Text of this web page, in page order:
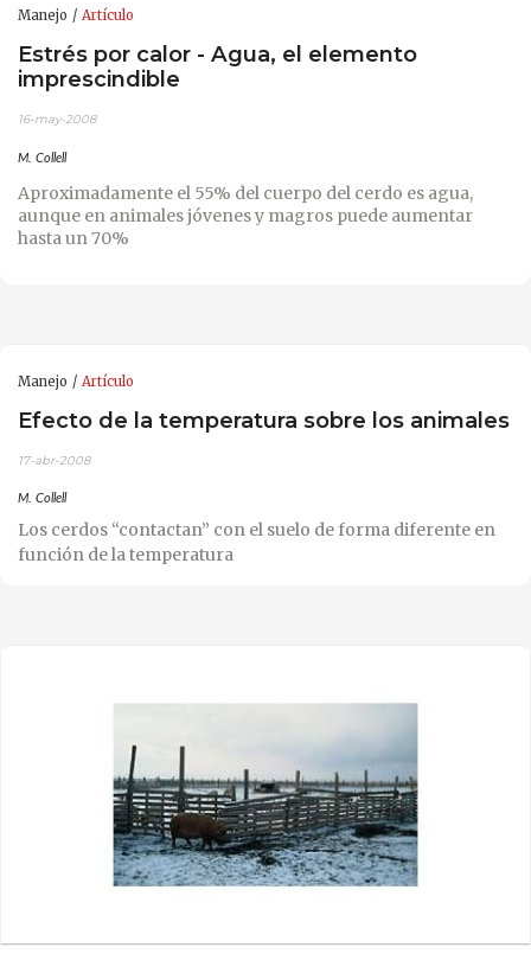
Manejo Artículo
Estrés por calor - Agua, el elemento
imprescindible
16-may-2008
M. Collell
Aproximadamente el 55% del cuerpo del cerdo es agua,
aunque en animales jóvenes y magros puede aumentar
hasta un 70%
Manejo Artículo
Efecto de la temperatura sobre los animales
17-abr-2008
M. Collell
Los cerdos “contactan” con el suelo de forma diferente en
función de la temperatura